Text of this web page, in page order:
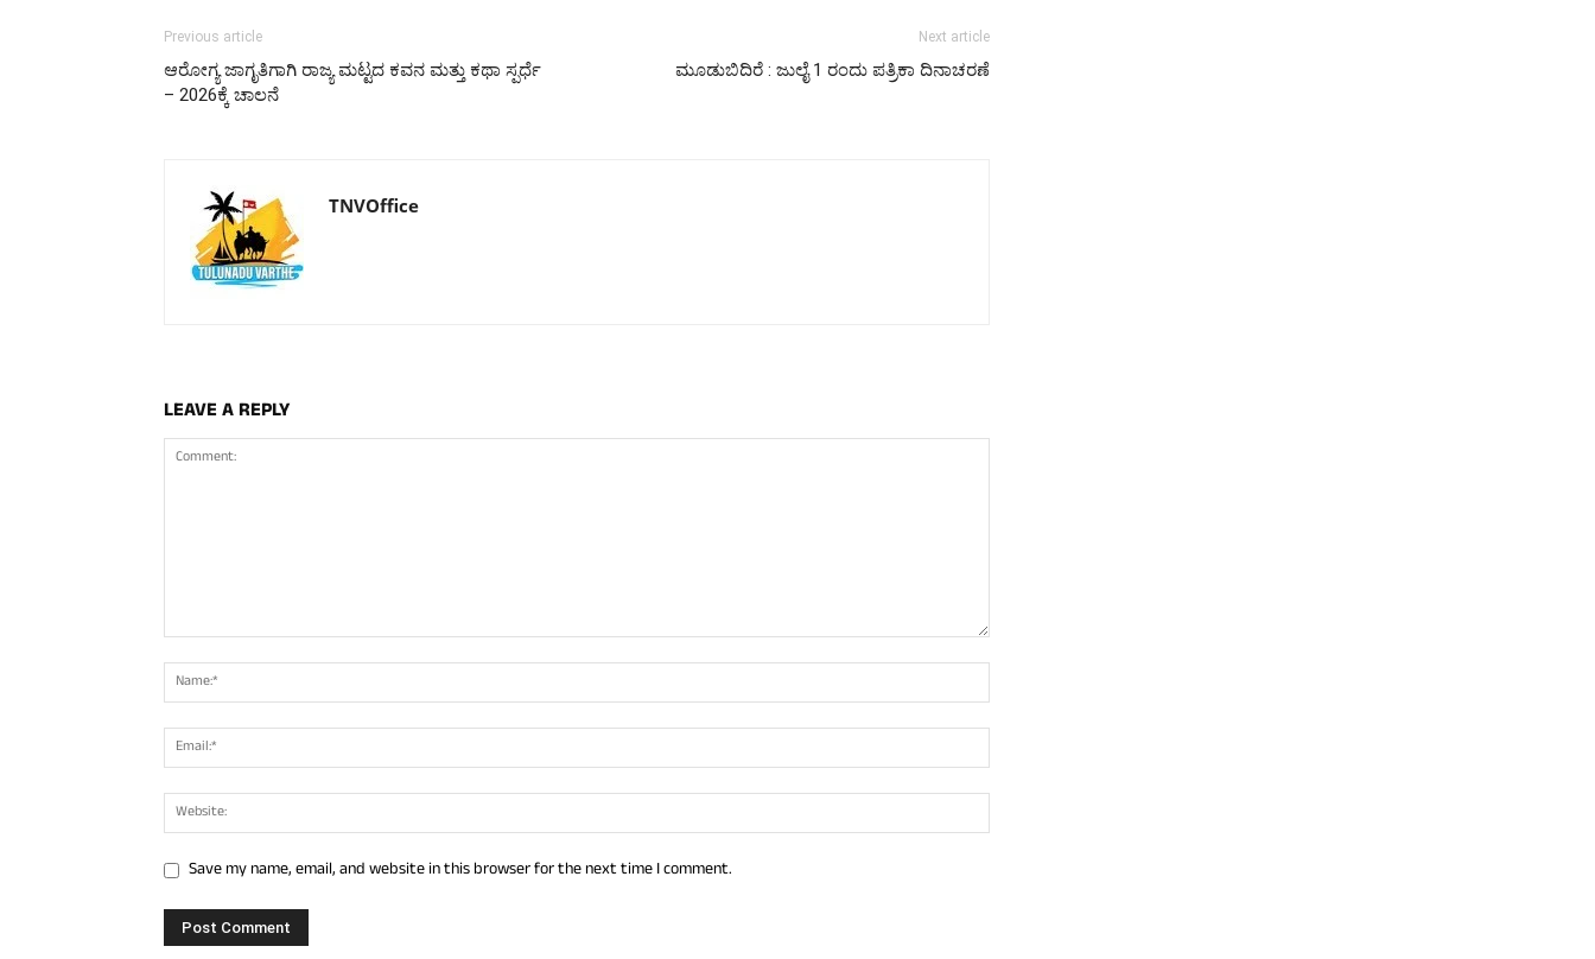
Previous article
ಆರೋಗ್ಯ ಜಾಗೃತಿಗಾಗಿ ರಾಜ್ಯ ಮಟ್ಟದ ಕವನ ಮತ್ತು ಕಥಾ ಸ್ಪರ್ಧೆ
– 2026ಕ್ಕೆ ಚಾಲನೆ
Next article
ಮೂಡುಬಿದಿರೆ : ಜುಲೈ 1 ರಂದು ಪತ್ರಿಕಾ ದಿನಾಚರಣೆ
TNVOffice
LEAVE A REPLY
Save my name, email, and website in this browser for the next time I comment.